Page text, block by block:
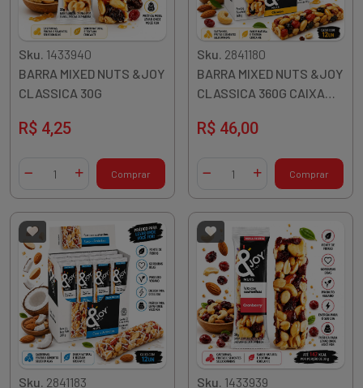
Sku. 1433940
BARRA MIXED NUTS &JOY
CLASSICA 30G
R$ 4,25
Diminuir QuantidadeAdicionar Quantidade
Comprar
Sku. 2841180
BARRA MIXED NUTS &JOY
CLASSICA 360G CAIXA
R$ 46,00
Diminuir QuantidadeAdicionar Quantidade
Comprar
Sku. 2841183 Sku. 1433939